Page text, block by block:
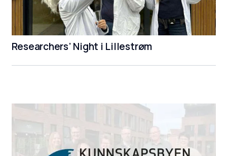
Researchers’ Night i Lillestrøm